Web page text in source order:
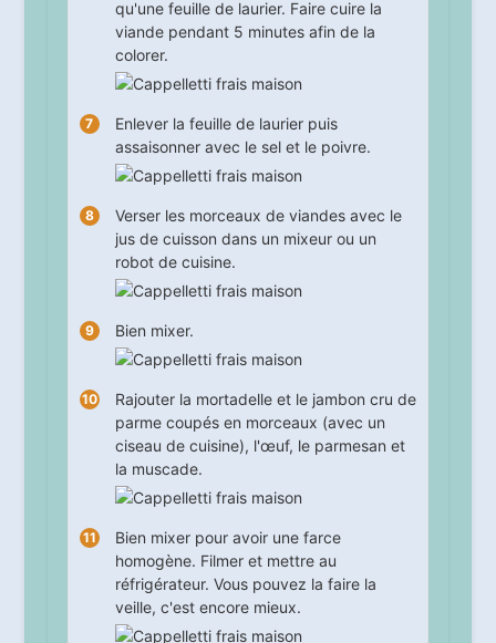
qu'une feuille de laurier. Faire cuire la
viande pendant 5 minutes afin de la
colorer.
Enlever la feuille de laurier puis
assaisonner avec le sel et le poivre.
Verser les morceaux de viandes avec le
jus de cuisson dans un mixeur ou un
robot de cuisine.
Bien mixer.
Rajouter la mortadelle et le jambon cru de
parme coupés en morceaux (avec un
ciseau de cuisine), l'œuf, le parmesan et
la muscade.
Bien mixer pour avoir une farce
homogène. Filmer et mettre au
réfrigérateur. Vous pouvez la faire la
veille, c'est encore mieux.